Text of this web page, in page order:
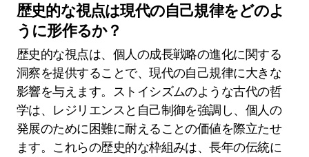
歴史的な視点は現代の自己規律をどのよ
うに形作るか？
歴史的な視点は、個人の成長戦略の進化に関する
洞察を提供することで、現代の自己規律に大きな
影響を与えます。ストイシズムのような古代の哲
学は、レジリエンスと自己制御を強調し、個人の
発展のために困難に耐えることの価値を際立たせ
ます。これらの歴史的な枠組みは、長年の伝統に